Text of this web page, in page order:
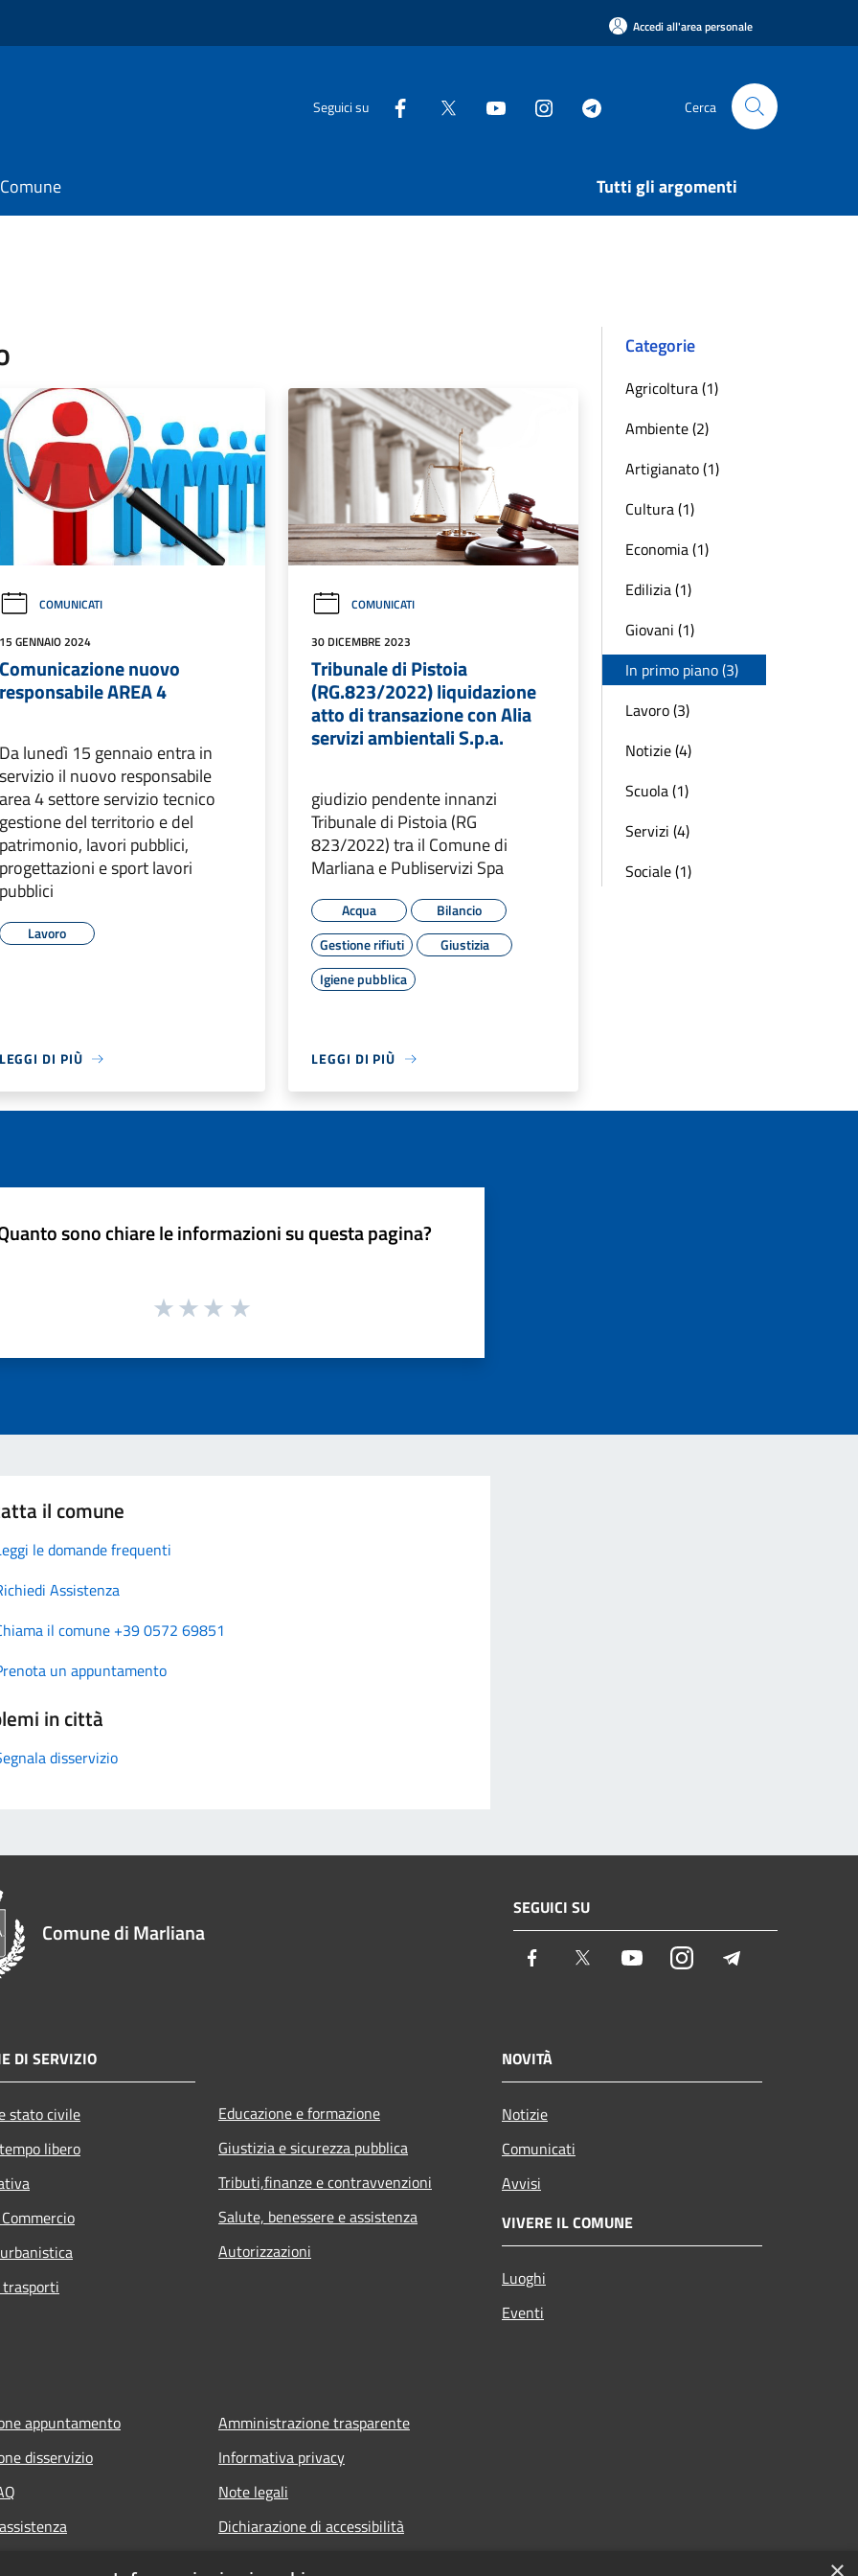
Accedi all'area personale
Seguici su Cerca
Tutti gli argomenti
COMUNICATI
GENNAIO 2024
nuovo
AREA 4
lunedì 15 gennaio entra in
il nuovo responsabile
4 settore servizio tecnico
del territorio e del
lavori pubblici,
e sport lavori
Lavoro
DI PIÙ
COMUNICATI
30 DICEMBRE 2023
Tribunale di Pistoia
(RG.823/2022) liquidazione
atto di transazione con Alia
servizi ambientali S.p.a.
giudizio pendente innanzi
Tribunale di Pistoia (RG
823/2022) tra il Comune di
Marliana e Publiservizi Spa
Acqua
Bilancio
Gestione rifiuti
Giustizia
Igiene pubblica
LEGGI DI PIÙ
Categorie
Agricoltura (1)
Ambiente (2)
Artigianato (1)
Cultura (1)
Economia (1)
Edilizia (1)
Giovani (1)
In primo piano (3)
Lavoro (3)
Notizie (4)
Scuola (1)
Servizi (4)
Sociale (1)
sono chiare le informazioni su questa pagina?
il comune
le domande frequenti
Assistenza
il comune +39 0572 69851
un appuntamento
in città
disservizio
Comune di Marliana
SEGUICI SU
Facebook Twitter YoutubeInstagram
DI SERVIZIO
stato civile
libero
Educazione e formazione
Giustizia e sicurezza pubblica
Tributi,finanze e contravvenzioni
Salute, benessere e assistenza
Autorizzazioni
NOVITÀ
Notizie
Comunicati
Avvisi
VIVERE IL COMUNE
Luoghi
Eventi
appuntamento
disservizio
Amministrazione trasparente
Informativa privacy
Note legali
Dichiarazione di accessibilità